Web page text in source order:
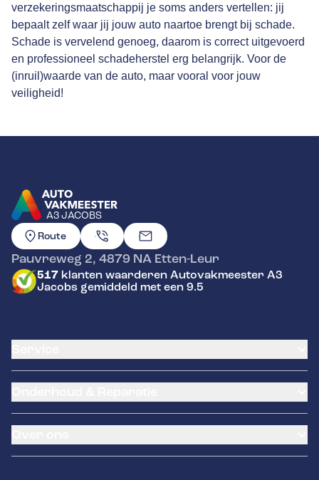
verzekeringsmaatschappij je soms anders vertellen: jij
bepaalt zelf waar jij jouw auto naartoe brengt bij schade.
Schade is vervelend genoeg, daarom is correct uitgevoerd
en professioneel schadeherstel erg belangrijk. Voor de
(inruil)waarde van de auto, maar vooral voor jouw
veiligheid!
A3 JACOBS
GA NAAR DE HOMEPAGINA
Route
Pauvreweg 2, 4879 NA Etten-Leur
517 klanten waarderen Autovakmeester A3
Jacobs gemiddeld met een 9.5
Banden service
Pechhulp
Schade en reparatie